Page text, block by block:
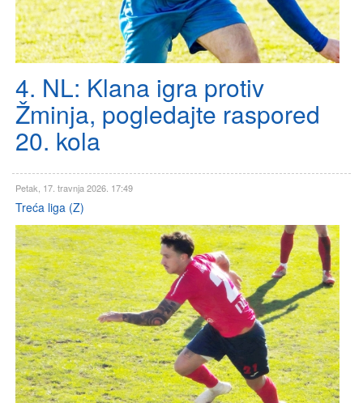
4. NL: Klana igra protiv
Žminja, pogledajte raspored
20. kola
Petak, 17. travnja 2026. 17:49
Treća liga (Z)